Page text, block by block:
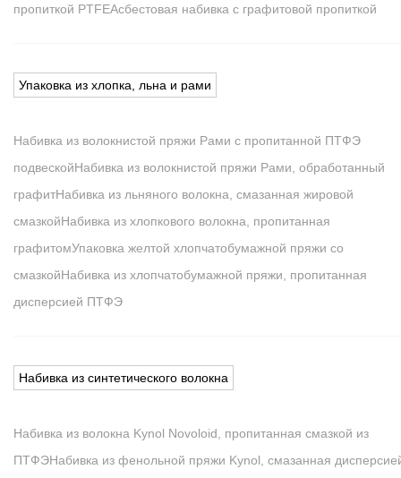
пропиткой PTFEАсбестовая набивка с графитовой пропиткой
Упаковка из хлопка, льна и рами
Набивка из волокнистой пряжи Рами с пропитанной ПТФЭ
подвескойНабивка из волокнистой пряжи Рами, обработанный
графитНабивка из льняного волокна, смазанная жировой
смазкойНабивка из хлопкового волокна, пропитанная
графитомУпаковка желтой хлопчатобумажной пряжи со
смазкойНабивка из хлопчатобумажной пряжи, пропитанная
дисперсией ПТФЭ
Набивка из синтетического волокна
Набивка из волокна Kynol Novoloid, пропитанная смазкой из
ПТФЭНабивка из фенольной пряжи Kynol, смазанная